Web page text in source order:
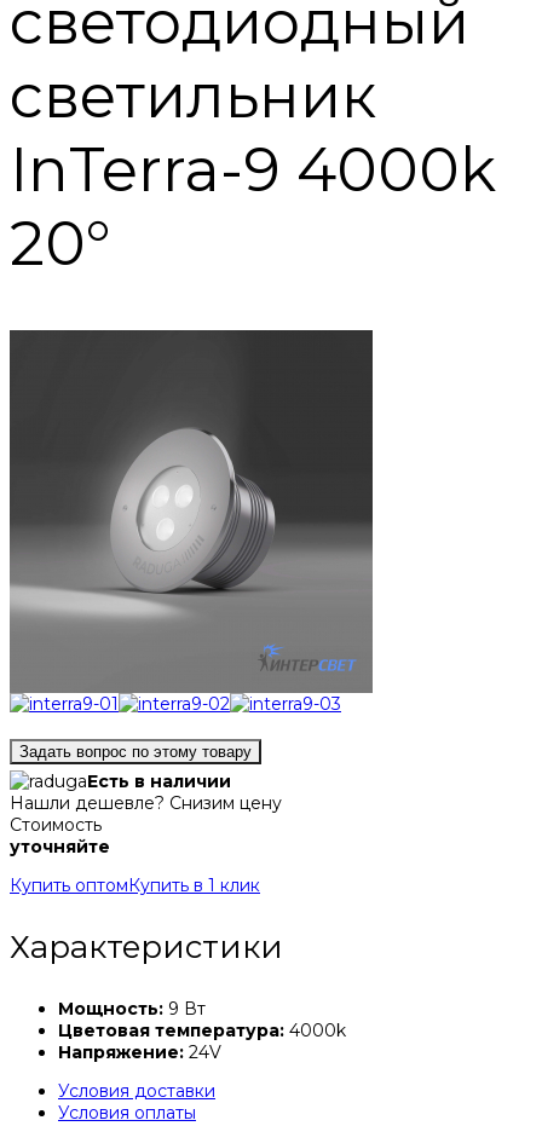
светодиодный
светильник
InTerra-9 4000k
20°
Задать вопрос по этому товару
Есть в наличии
Нашли дешевле? Снизим цену
Стоимость
уточняйте
Купить оптом Купить в 1 клик
Характеристики
Мощность: 9 Вт
Цветовая температура: 4000k
Напряжение: 24V
Условия доставки
Условия оплаты